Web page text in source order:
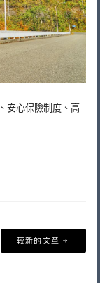
安心保險制度、高
較新的文章